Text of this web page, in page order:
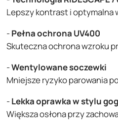
Lepszy kontrast i optymalna
-Pełna ochrona UV400
Skuteczna ochrona wzroku
-Wentylowane soczewki
Mniejsze ryzyko parowania
-Lekka oprawka w stylu
Większa osłona przy